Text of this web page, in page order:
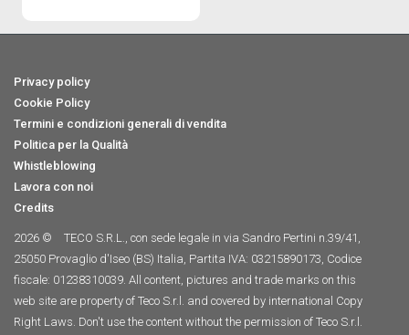
Privacy policy
Cookie Policy
Termini e condizioni generali di vendita
Politica per la Qualità
Whistleblowing
Lavora con noi
Credits
2026 ©
TECO S.R.L., con sede legale in via Sandro Pertini n.39/41,
25050 Provaglio d'Iseo (BS) Italia, Partita IVA: 03215890173, Codice
fiscale: 01238310039. All content, pictures and trade marks on this
web site are property of Teco S.r.l. and covered by international Copy
Right Laws. Don't use the content without the permission of Teco S.r.l.